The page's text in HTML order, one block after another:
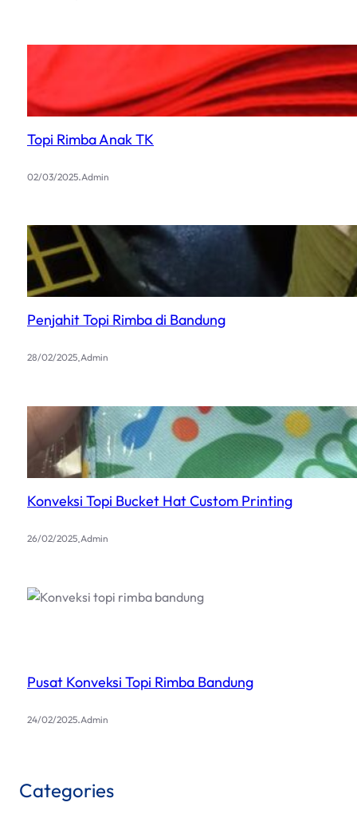
Topi Rimba Anak TK
02/03/2025.Admin
Penjahit Topi Rimba di Bandung
28/02/2025.Admin
Konveksi Topi Bucket Hat Custom Printing
26/02/2025.Admin
Pusat Konveksi Topi Rimba Bandung
24/02/2025.Admin
Categories